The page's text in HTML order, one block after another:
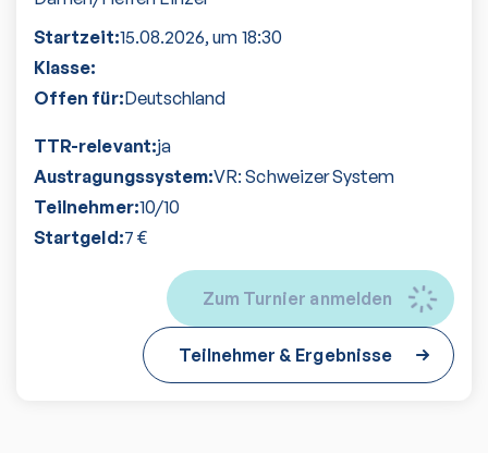
Startzeit:15.08.2026, um 18:30
Klasse:
Offen für:Deutschland
TTR-relevant:ja
Austragungssystem:VR: Schweizer System
Teilnehmer:10/10
Startgeld:7 €
Zum Turnier anmelden
Teilnehmer & Ergebnisse